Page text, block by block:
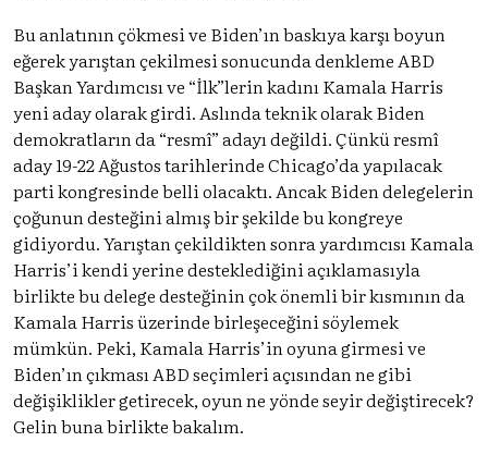
Bu anlatının çökmesi ve Biden’ın baskıya karşı boyun
eğerek yarıştan çekilmesi sonucunda denkleme ABD
Başkan Yardımcısı ve “İlk”lerin kadını Kamala Harris
yeni aday olarak girdi. Aslında teknik olarak Biden
demokratların da “resmî” adayı değildi. Çünkü resmî
aday 19-22 Ağustos tarihlerinde Chicago’da yapılacak
parti kongresinde belli olacaktı. Ancak Biden delegelerin
çoğunun desteğini almış bir şekilde bu kongreye
gidiyordu. Yarıştan çekildikten sonra yardımcısı Kamala
Harris’i kendi yerine desteklediğini açıklamasıyla
birlikte bu delege desteğinin çok önemli bir kısmının da
Kamala Harris üzerinde birleşeceğini söylemek
mümkün. Peki, Kamala Harris’in oyuna girmesi ve
Biden’ın çıkması ABD seçimleri açısından ne gibi
değişiklikler getirecek, oyun ne yönde seyir değiştirecek?
Gelin buna birlikte bakalım.